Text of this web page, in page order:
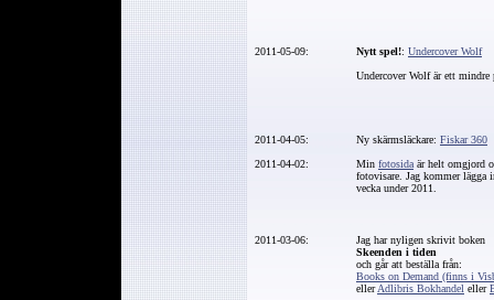
2011-05-09: Nytt spel!: Undercover Wolf
Undercover Wolf är ett mindre
2011-04-05: Ny skärmsläckare: Fiskar 360
2011-04-02:
Min fotosida är helt omgjord
fotovisare. Jag kommer lägga
vecka under 2011.
2011-03-06:
Jag har nyligen skrivit boken
Skeenden i tiden
och går att beställa från:
Books on Demand (finns i
ellerAdlibris Bokhandel eller